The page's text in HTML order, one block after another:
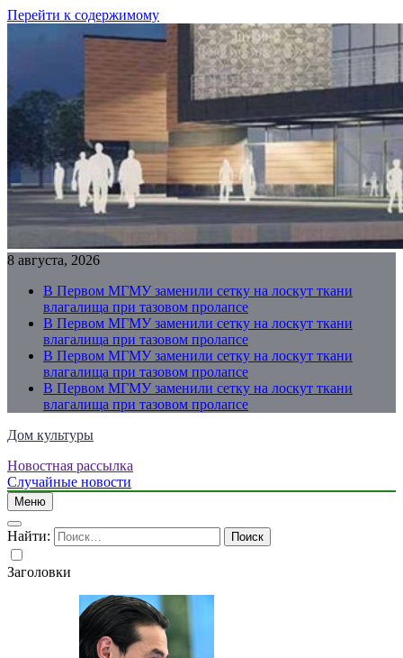
Перейти к содержимому
8 августа, 2026
В Первом МГМУ заменили сетку на лоскут ткани
влагалища при тазовом пролапсе
В Первом МГМУ заменили сетку на лоскут ткани
влагалища при тазовом пролапсе
В Первом МГМУ заменили сетку на лоскут ткани
влагалища при тазовом пролапсе
В Первом МГМУ заменили сетку на лоскут ткани
влагалища при тазовом пролапсе
Дом культуры
Just another WordPress site
Новостная рассылка
Случайные новости
Меню
Найти:
Заголовки